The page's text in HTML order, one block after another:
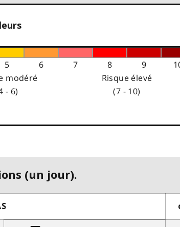
5 6 7 8 9
modéré
- 6)
Risque élevé
(7 - 10)
(un jour).